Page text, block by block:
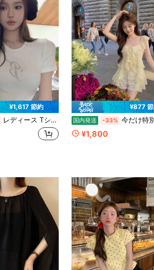
¥1,617 節約
レディース Tシャツ 半袖 クルーネック タイト ショート丈 チビT カットソー トップス ロゴ プリント ラインストーン 着痩せ 脚長効果 細見え 体型カバー 骨格ウェーブ 骨格ストレート 伸縮性 ストレッチ リブ素材 シワになりにくい 吸汗速乾 通気性 涼しい 夏服 韓国ファッション Y2K ギャル ストリート ダンス 衣装 レトロ ヴィンテージ風 ガーリー 大人可愛い 地雷系 量産型 きれいめ カジュアル デイリー デート ワンマイルウェア お出かけ 白 ホワイト 10代 20代 30代
¥877
国内発送 -33% 今だけ特別価格！フレンチガーリーなフリルノースリーブブラウス 夏にぴったりのスクエアネック＆変形シルエット ゆったりデザインで体型カバー＆着痩せ
¥1,800